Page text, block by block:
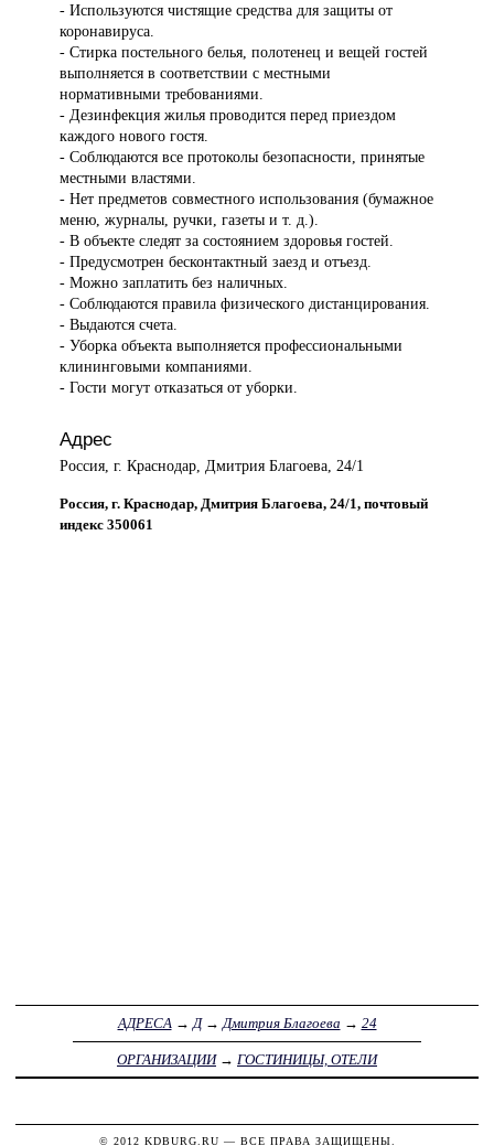
- Используются чистящие средства для защиты от
коронавируса.
- Стирка постельного белья, полотенец и вещей гостей
выполняется в соответствии с местными
нормативными требованиями.
- Дезинфекция жилья проводится перед приездом
каждого нового гостя.
- Соблюдаются все протоколы безопасности, принятые
местными властями.
- Нет предметов совместного использования (бумажное
меню, журналы, ручки, газеты и т. д.).
- В объекте следят за состоянием здоровья гостей.
- Предусмотрен бесконтактный заезд и отъезд.
- Можно заплатить без наличных.
- Соблюдаются правила физического дистанцирования.
- Выдаются счета.
- Уборка объекта выполняется профессиональными
клининговыми компаниями.
- Гости могут отказаться от уборки.
Адрес
Россия, г. Краснодар, Дмитрия Благоева, 24/1
Россия, г. Краснодар, Дмитрия Благоева, 24/1, почтовый
индекс 350061
АДРЕСА→Д→Дмитрия Благоева → 24
ОРГАНИЗАЦИИ→ ГОСТИНИЦЫ, ОТЕЛИ
© 2012 KDBURG.RU — ВСЕ ПРАВА ЗАЩИЩЕНЫ.